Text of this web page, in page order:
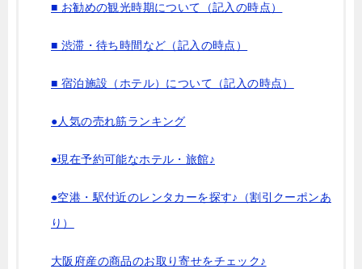
■ お勧めの観光時期について（記入の時点）
■ 渋滞・待ち時間など（記入の時点）
■ 宿泊施設（ホテル）について（記入の時点）
●人気の売れ筋ランキング
●現在予約可能なホテル・旅館♪
●空港・駅付近のレンタカーを探す♪（割引クーポンあ
り）
大阪府産の商品のお取り寄せをチェック♪